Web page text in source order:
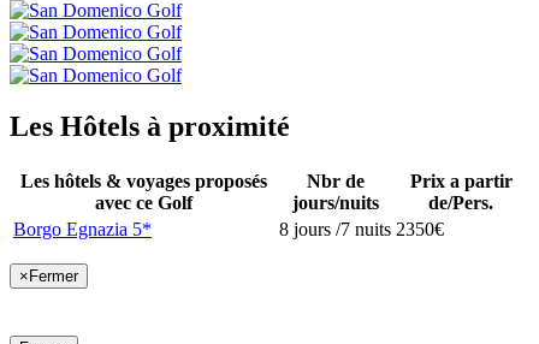
Les Hôtels à proximité
Les hôtels & voyages proposés
avec ce Golf
Nbr de
jours/nuits
Prix a partir
de/Pers.
Borgo Egnazia 5*
8 jours /7 nuits 2350€
×Fermer